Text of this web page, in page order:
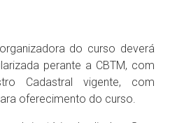
do curso deverá
perante a CBTM, com
Cadastral vigente, com
oferecimento do curso.